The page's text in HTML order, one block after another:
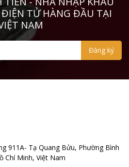
ĐIỆN TỬ HÀNG ĐẦU TẠI
NAM
911A- Tạ Quang Bửu, Phường Bình
Chí Minh, Việt Nam